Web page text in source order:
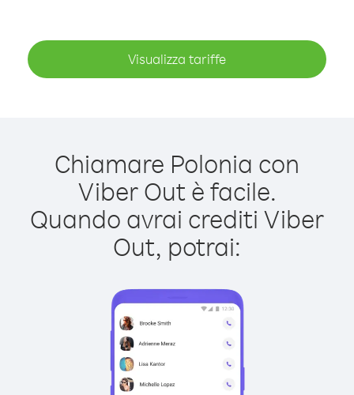
Visualizza tariffe
Chiamare Polonia con
Viber Out è facile.
Quando avrai crediti Viber
Out, potrai: